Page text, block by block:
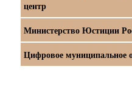
центр
Министерство Юстиции
Цифровое муниципальное